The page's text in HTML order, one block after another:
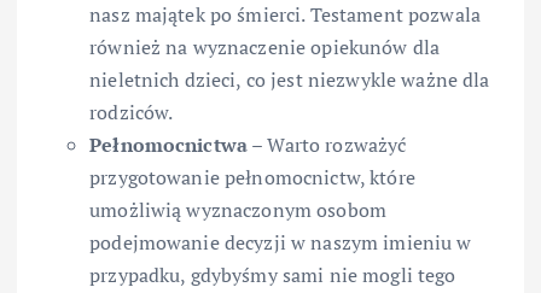
nasz majątek po śmierci. Testament pozwala
również na wyznaczenie opiekunów dla
nieletnich dzieci, co jest niezwykle ważne dla
rodziców.
Pełnomocnictwa– Warto rozważyć
przygotowanie pełnomocnictw, które
umożliwią wyznaczonym osobom
podejmowanie decyzji w naszym imieniu w
przypadku, gdybyśmy sami nie mogli tego